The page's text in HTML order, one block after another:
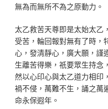
無為而無所不為之原動力。
太乙救苦天尊即是太始太乙
受苦，輪回報對無有了時，
心，發清靜心，廣大願，謹
生離苦得樂，祇要眾生持念
然以心印心與太乙道力相印
禍不侵，萬難不生，誦之萬
命永保遐年。